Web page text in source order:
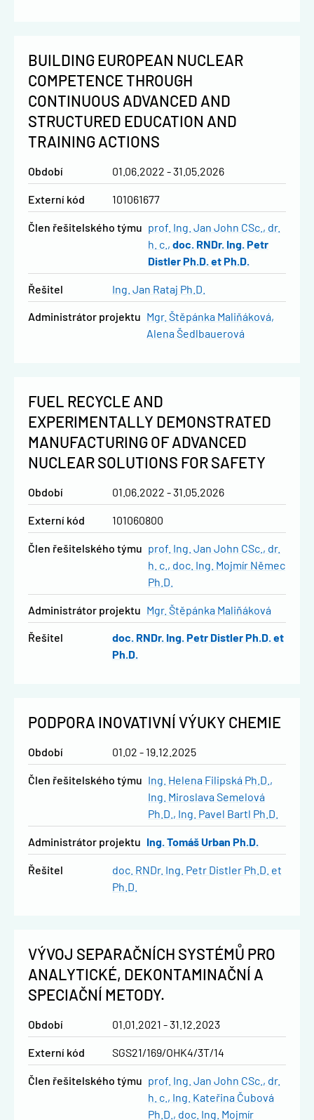
BUILDING EUROPEAN NUCLEAR
COMPETENCE THROUGH
CONTINUOUS ADVANCED AND
STRUCTURED EDUCATION AND
TRAINING ACTIONS
Období 01.06.2022 - 31.05.2026
Externí kód 101061677
člen řešitelského týmu prof. Ing. Jan John CSc., dr.
h. c. doc. RNDr. Ing. Petr
Distler Ph.D. et Ph.D.
řešitel Ing. Jan Rataj Ph.D.
administrátor projektu Mgr. Štěpánka Maliňáková
Alena Šedlbauerová
FUEL RECYCLE AND
EXPERIMENTALLY DEMONSTRATED
MANUFACTURING OF ADVANCED
NUCLEAR SOLUTIONS FOR SAFETY
Období 01.06.2022 - 31.05.2026
Externí kód 101060800
člen řešitelského týmu prof. Ing. Jan John CSc., dr.
h. c.
doc. Ing. Mojmír Němec
Ph.D.
administrátor projektu Mgr. Štěpánka Maliňáková
řešitel
doc. RNDr. Ing. Petr Distler Ph.D. et
Ph.D.
PODPORA INOVATIVNÍ VÝUKY CHEMIE
Období 01.02 - 19.12.2025
člen řešitelského týmu Ing. Helena Filipská Ph.D.
Ing. Miroslava Semelová
Ph.D.
Ing. Pavel Bartl Ph.D.
administrátor projektu Ing. Tomáš Urban Ph.D.
řešitel
doc. RNDr. Ing. Petr Distler Ph.D. et
Ph.D.
VÝVOJ SEPARAČNÍCH SYSTÉMŮ PRO
ANALYTICKÉ, DEKONTAMINAČNÍ A
SPECIAČNÍ METODY.
Období 01.01.2021 - 31.12.2023
Externí kód SGS21/169/OHK4/3T/14
člen řešitelského týmu prof. Ing. Jan John CSc., dr.
h. c.
Ing. Kateřina Čubová
Ph.D.
doc. Ing. Mojmír